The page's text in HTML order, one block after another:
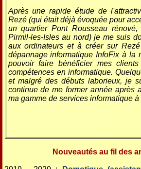
Après une rapide étude de
Rezé (qui était déjà évoquée pour
un quartier Pont Rousseau
Pirmil-les-Isles au nord) je me suis
aux ordinateurs et à créer sur
dépannage informatique InfoFix à la
pouvoir faire bénéficier mes
compétences en informatique.
et malgré des débuts laborieux, je
continue de me former année après
ma gamme de services informatique à
Nouveautés au fil des